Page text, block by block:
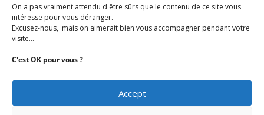
On a pas vraiment attendu d'être sûrs que le contenu de ce site vous
intéresse pour vous déranger.
Excusez-nous, mais on aimerait bien vous accompagner pendant votre
visite...
C'est OK pour vous ?
Accept
Karaté Mont Saint Martin